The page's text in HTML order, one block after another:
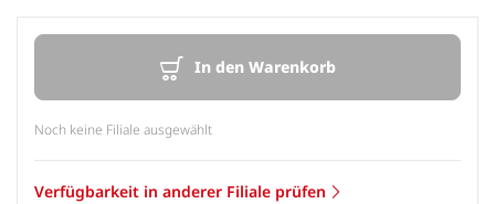
In den Warenkorb
Noch keine Filiale ausgewählt
Verfügbarkeit in anderer Filiale prüfen